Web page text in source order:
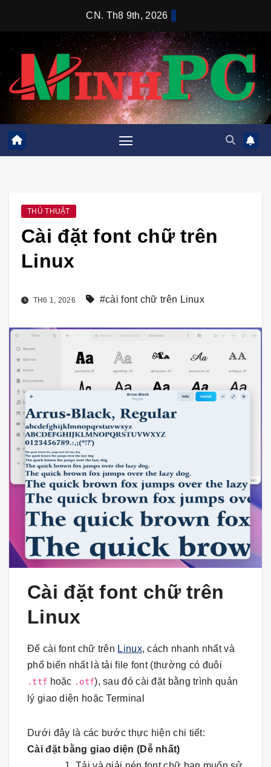
CN. Th8 9th, 2026
THỦ THUẬT
Cài đặt font chữ trên
Linux
TH6 1, 2026 #cài font chữ trên Linux
Cài đặt font chữ trên
Linux
Để cài font chữ trên Linux, cách nhanh nhất và
phổ biến nhất là tải file font (thường có đuôi
.ttf hoặc .otf), sau đó cài đặt bằng trình quản
lý giao diện hoặc Terminal
Dưới đây là các bước thực hiện chi tiết:
Cài đặt bằng giao diện (Dễ nhất)